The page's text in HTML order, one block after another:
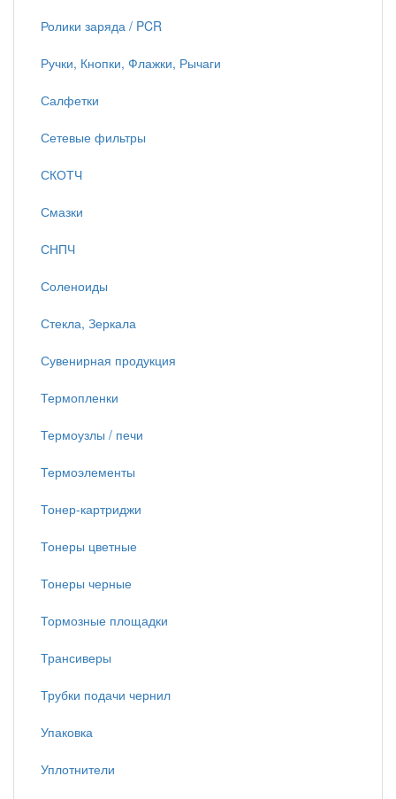
Ролики заряда / PCR
Ручки, Кнопки, Флажки, Рычаги
Салфетки
Сетевые фильтры
СКОТЧ
Смазки
СНПЧ
Соленоиды
Стекла, Зеркала
Сувенирная продукция
Термопленки
Термоузлы / печи
Термоэлементы
Тонер-картриджи
Тонеры цветные
Тонеры черные
Тормозные площадки
Трансиверы
Трубки подачи чернил
Упаковка
Уплотнители